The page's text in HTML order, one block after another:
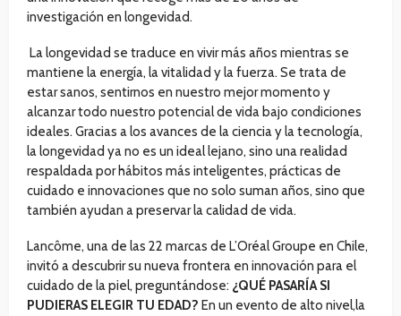
investigación en longevidad.
La longevidad se traduce en vivir más años mientras se
mantiene la energía, la vitalidad y la fuerza. Se trata de
estar sanos, sentirnos en nuestro mejor momento y
alcanzar todo nuestro potencial de vida bajo condiciones
ideales. Gracias a los avances de la ciencia y la tecnología,
la longevidad ya no es un ideal lejano, sino una realidad
respaldada por hábitos más inteligentes, prácticas de
cuidado e innovaciones que no solo suman años, sino que
también ayudan a preservar la calidad de vida.
Lancôme, una de las 22 marcas de L’Oréal Groupe en Chile,
invitó a descubrir su nueva frontera en innovación para el
cuidado de la piel, preguntándose: ¿QUÉ PASARÍA SI
PUDIERAS ELEGIR TU EDAD? En un evento de alto nivel,la